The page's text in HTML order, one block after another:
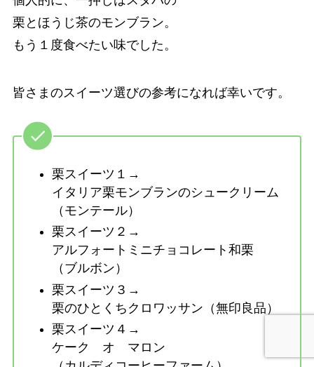
栗とほうじ茶のモンブラン。
もう１度食べたい味でした。
皆さまのスイーツ選びの参考になれば幸いです。
栗スイーツ１→
イタリア栗モンブランのシュークリーム
（モンテール）
栗スイーツ２→
アルフォートミニチョコレート和栗
（ブルボン）
栗スイーツ３→
栗のひとくちクロワッサン（無印良品）
栗スイーツ４→
ケーク オ マロン